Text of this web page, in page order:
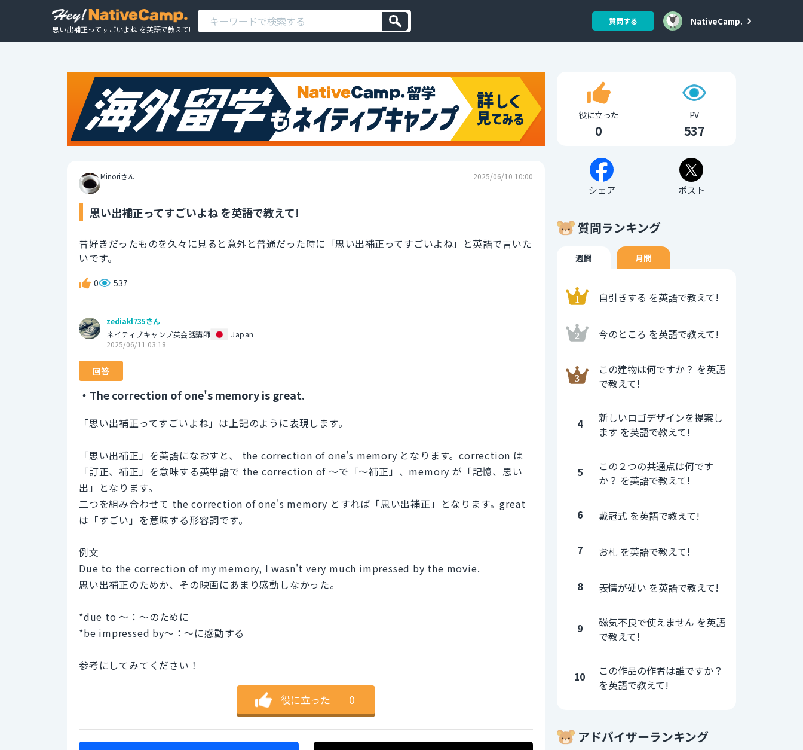
思い出補正ってすごいよね を英語で教えて!
質問する NativeCamp.
Minoriさん 2025/06/10 10:00
思い出補正ってすごいよね を英語で教えて!
昔好きだったものを久々に見ると意外と普通だった時に「思い出補正ってすごいよね」と英語で言いた
いです。
0 537
zediakl735さん
ネイティブキャンプ英会話講師
Japan
2025/06/11 03:18
回答
・The correction of one's memory is great.
「思い出補正ってすごいよね」は上記のように表現します。
「思い出補正」を英語になおすと、 the correction of one's memory となります。correction は
「訂正、補正」を意味する英単語で the correction of ～で「～補正」、memory が「記憶、思い
出」となります。
二つを組み合わせて the correction of one's memory とすれば「思い出補正」となります。great
は「すごい」を意味する形容詞です。
例文
Due to the correction of my memory, I wasn't very much impressed by the movie.
思い出補正のためか、その映画にあまり感動しなかった。
*due to ～：～のために
*be impressed by～：～に感動する
参考にしてみてください！
役に立った ｜ 0
役に立った
0
PV
537
シェア ポスト
質問ランキング
週間 月間
自引きする を英語で教えて!
今のところ を英語で教えて!
この建物は何ですか？ を英語
で教えて!
4
新しいロゴデザインを提案し
ます を英語で教えて!
5
この２つの共通点は何です
か？ を英語で教えて!
6 戴冠式 を英語で教えて!
7 お札 を英語で教えて!
8 表情が硬い を英語で教えて!
9
磁気不良で使えません を英語
で教えて!
10
この作品の作者は誰ですか？
を英語で教えて!
アドバイザーランキング